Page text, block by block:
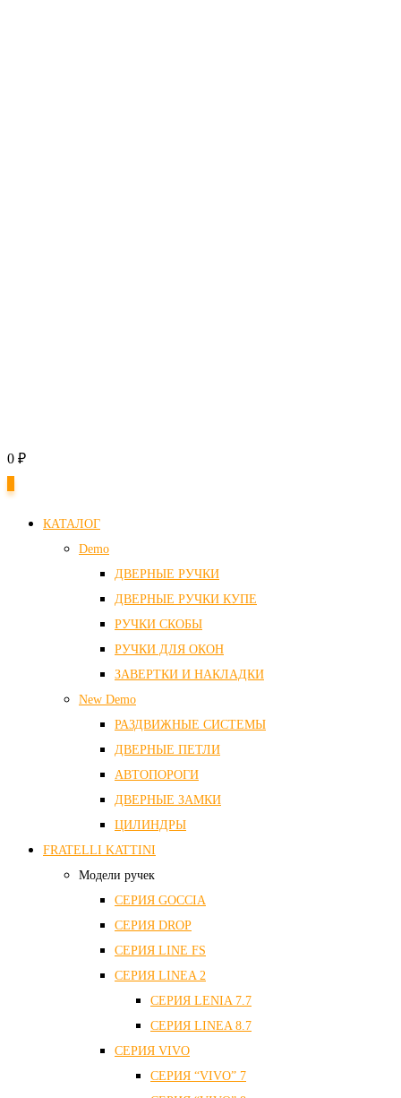
0 ₽
КАТАЛОГ
Demo
ДВЕРНЫЕ РУЧКИ
ДВЕРНЫЕ РУЧКИ КУПЕ
РУЧКИ СКОБЫ
РУЧКИ ДЛЯ ОКОН
ЗАВЕРТКИ И НАКЛАДКИ
New Demo
РАЗДВИЖНЫЕ СИСТЕМЫ
ДВЕРНЫЕ ПЕТЛИ
АВТОПОРОГИ
ДВЕРНЫЕ ЗАМКИ
ЦИЛИНДРЫ
FRATELLI KATTINI
Модели ручек
СЕРИЯ GOCCIA
СЕРИЯ DROP
СЕРИЯ LINE FS
СЕРИЯ LINEA 2
СЕРИЯ LENIA 7.7
СЕРИЯ LINEA 8.7
СЕРИЯ VIVO
СЕРИЯ “VIVO” 7